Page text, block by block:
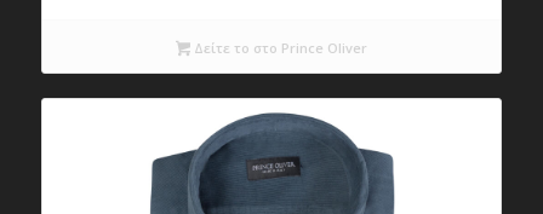
Δείτε το στο Prince Oliver